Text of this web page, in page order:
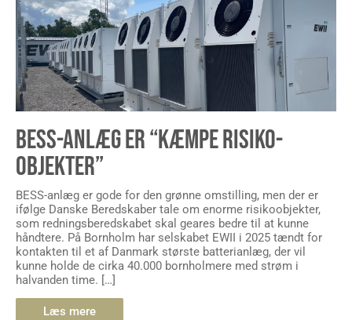
BESS-ANLÆG ER “KÆMPE RISIKO-
OBJEKTER”
BESS-anlæg er gode for den grønne omstilling, men der er
ifølge Danske Beredskaber tale om enorme risikoobjekter,
som redningsberedskabet skal geares bedre til at kunne
håndtere. På Bornholm har selskabet EWII i 2025 tændt for
kontakten til et af Danmark største batterianlæg, der vil
kunne holde de cirka 40.000 bornholmere med strøm i
halvanden time. […]
Læs mere